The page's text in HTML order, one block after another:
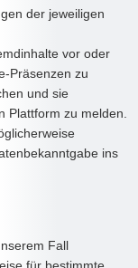
der jeweiligen
vor oder
Präsenzen zu
und sie
Plattform zu melden.
ins
Fall
für bestimmte